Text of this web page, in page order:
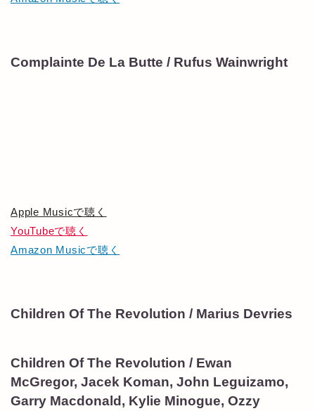
Complainte De La Butte / Rufus Wainwright
Apple Musicで聴く
YouTubeで聴く
Amazon Musicで聴く
Children Of The Revolution / Marius Devries
Children Of The Revolution / Ewan
McGregor, Jacek Koman, John Leguizamo,
Garry Macdonald, Kylie Minogue, Ozzy